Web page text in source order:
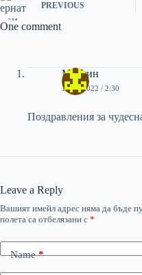
PREVIOUS
One comment
Мартин
16/02/2022 / 2:30
Поздравления за
Leave a Reply
Вашият имейл адрес няма да бъде
полета са отбелязани с *
Name*